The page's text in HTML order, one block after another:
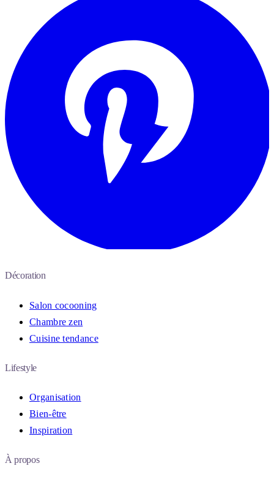
Décoration
Salon cocooning
Chambre zen
Cuisine tendance
Lifestyle
Organisation
Bien-être
Inspiration
À propos